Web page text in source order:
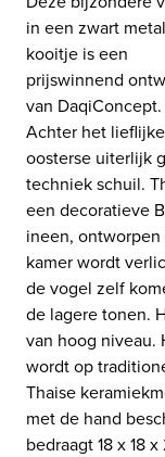
in een zwart
kooitje is een
prijswinnend
van DaqiConcept.
Achter het
oosterse uiterlijk
techniek schuil.
een decoratieve
ineen,
kamer wordt
de vogel zelf
de lagere tonen.
van hoog niveau.
wordt op
Thaise
met de hand
bedraagt 18 x 18